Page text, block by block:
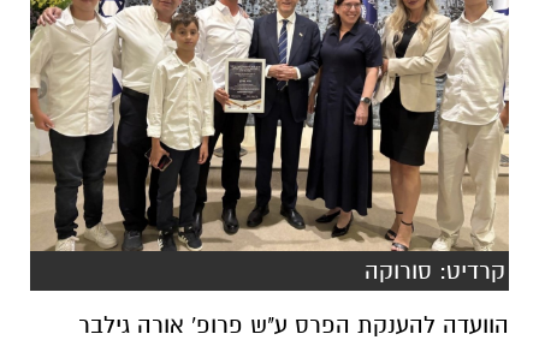
קרדיט: סורוקה
הוועדה להענקת הפרס ע"ש פרופ' אורה גילבר